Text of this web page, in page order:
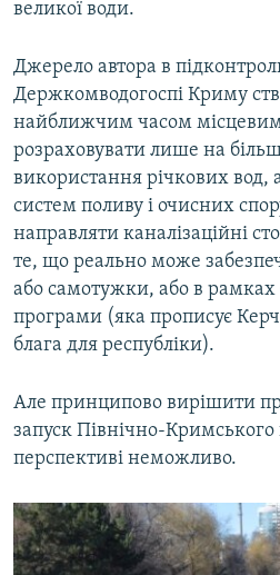
великої води.
Джерело автора в
Держкомводогоспі Криму
найближчим часом місцевим
розраховувати лише на
використання річкових вод,
систем поливу і очисних
направляти каналізаційні
те, що реально може
або самотужки, або в рамках
програми (яка прописує
блага для республіки).
Але принципово вирішити
запуск Північно-
перспективі неможливо.